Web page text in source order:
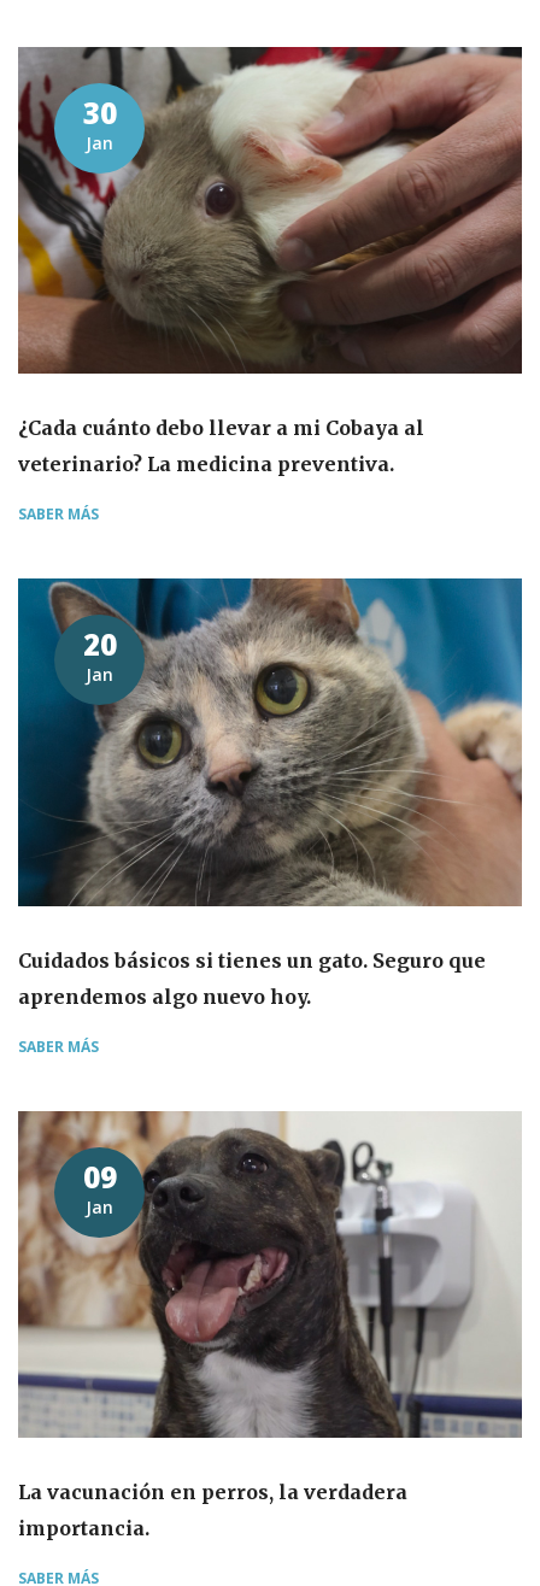
30
Jan
¿Cada cuánto debo llevar a mi Cobaya al
veterinario? La medicina preventiva.
SABER MÁS
20
Jan
Cuidados básicos si tienes un gato. Seguro que
aprendemos algo nuevo hoy.
SABER MÁS
09
Jan
La vacunación en perros, la verdadera
importancia.
SABER MÁS